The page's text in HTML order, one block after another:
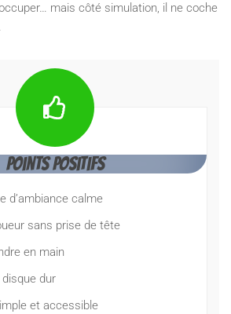
mais côté simulation, il ne coche
Points positifs
d’ambiance calme
sans prise de tête
en main
dur
et accessible